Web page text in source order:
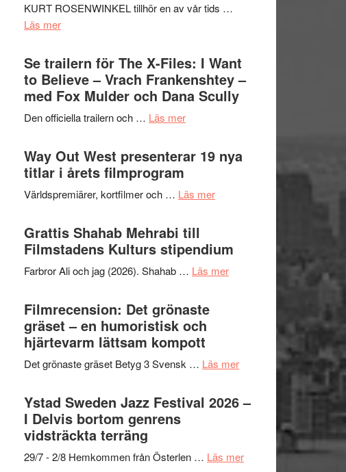
Folkets
en
helt
lysande
KURT ROSENWINKEL tillhör en av vår tids …
Läs merom
Sweden
Jazz
Festival
2026
–
Internationella
storheter
och
samarbeten
Se trailern för The X-Files: I Want
to Believe – Vrach Frankenshtey –
med Fox Mulder och Dana Scully
Den officiella trailern och … Läs merom
trailern
för
X-
I
Want
to
Believe
Vrach
Frankenshtey
–
med
Mulder
och
Way Out West presenterar 19 nya
titlar i årets filmprogram
Världspremiärer, kortfilmer och … Läs merom
presenterar
19
Grattis Shahab Mehrabi till
Filmstadens Kulturs stipendium
Farbror Ali och jag (2026). Shahab … Läs merom
Kulturs
Filmrecension: Det grönaste
gräset – en humoristisk och
hjärtevarm lättsam kompott
Det grönaste gräset Betyg 3 Svensk … Läs merom
en
Ystad Sweden Jazz Festival 2026 –
I Delvis bortom genrens
vidsträckta terräng
29/7 - 2/8 Hemkommen från Österlen … Läs merom